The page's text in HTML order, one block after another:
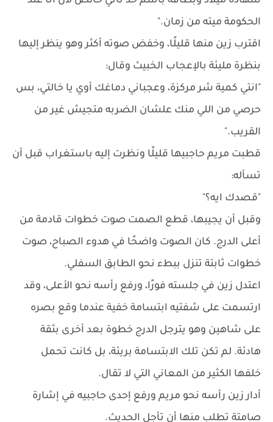
الحكومة ميته من زمان."
اقترب زين منها قليلًا، وخفض صوته أكثر وهو ينظر إليها
بنظرة مليئة بالإعجاب الخبيث وقال:
"انتي كمية شر مركزة، وعجباني دماغك أوي يا خالتي، بس
حرصي من اللي منك علشان الضربه متجيش غير من
القريب."
قطبت مريم حاجبيها قليلًا ونظرت إليه باستغراب قبل أن
تسأله:
"قصدك ايه؟"
وقبل أن يجيبها، قطع الصمت صوت خطوات قادمة من
أعلى الدرج. كان الصوت واضحًا في هدوء الصباح، صوت
خطوات ثابتة تنزل ببطء نحو الطابق السفلي.
اعتدل زين في جلسته فورًا، ورفع رأسه نحو الأعلى، وقد
ارتسمت على شفتيه ابتسامة خفية عندما وقع بصره
على شاهين وهو يترجل الدرج خطوة بعد أخرى بثقة
هادئة. لم تكن تلك الابتسامة بريئة، بل كانت تحمل
خلفها الكثير من المعاني التي لا تقال.
أدار زين رأسه نحو مريم ورفع إحدى حاجبيه في إشارة
صامتة تطلب منها أن تأجل الحديث.